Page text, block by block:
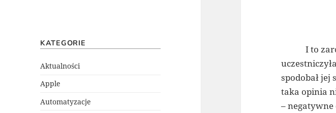
KATEGORIE
Aktualności
Apple
Automatyzacje
I to
spodobał
taka opinia
–